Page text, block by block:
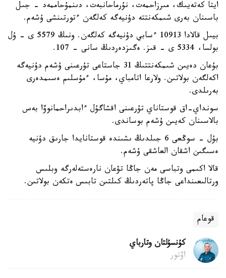
ايتا كەتەيىك، مىرزاحمەت، نۇرماحانبەت، دىنمۇحاممەد - جىل
باسىنان بەرى شىمكەنتتە دۇنيەگە كەلگەن ءتورتىنشى ۇشەم.
بيىل قالادا 10913 ءسابي دۇنيەگە كەلگەن. ونىڭ 5579 ى - ۇل
بولسا، 5334 ى - قىز. ەگىزدەردىڭ سانى - 107.
بۇعان دەيىن شىمكەنتتىڭ 31 جاستاعى تۇرعىنى ۇشەم دۇنيەگە
اكەلگەن بولاتىن. ولارعا اتامباي، مۇسا، ءمۇسلىم ەسىمدەرى
بەرىلدى.
سونداي-اق قوستاناي تۇرعىنى اقشاگۇل ءابدىراحمانوۆا بەس
بالاسىنان كەيىن ۇشەم بوساندى.
بۇل - سوڭعى 6 جىلدىڭ ىشىندە قوستانايدا جارىق دۇنيە
ەسىگىن اشقان العاشقى ۇشەم.
قالا اكىمى وتباسى مەن جاڭا تۋعان نارەستەلەرگە وبلىس
ورتالىعىنداعى جاڭا پاتەردىڭ كىلتىن تابىس ەتكەن بولاتىن.
قوعام
كۇنسۇلتان وتارباي
اۆتور